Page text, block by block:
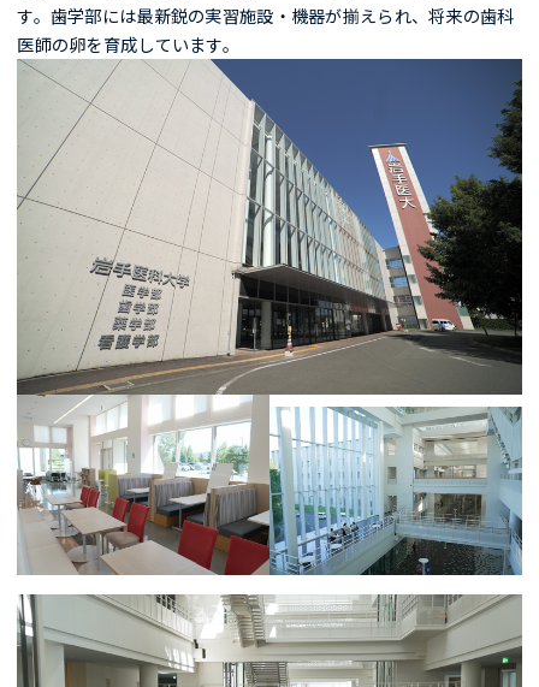
す。歯学部には最新鋭の実習施設・機器が揃えられ、将来の歯科
医師の卵を育成しています。